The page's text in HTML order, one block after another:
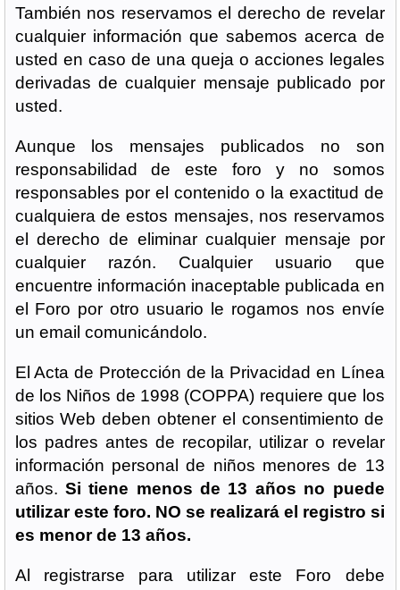
También nos reservamos el derecho de revelar
cualquier información que sabemos acerca de
usted en caso de una queja o acciones legales
derivadas de cualquier mensaje publicado por
usted.
Aunque los mensajes publicados no son
responsabilidad de este foro y no somos
responsables por el contenido o la exactitud de
cualquiera de estos mensajes, nos reservamos
el derecho de eliminar cualquier mensaje por
cualquier razón. Cualquier usuario que
encuentre información inaceptable publicada en
el Foro por otro usuario le rogamos nos envíe
un email comunicándolo.
El Acta de Protección de la Privacidad en Línea
de los Niños de 1998 (COPPA) requiere que los
sitios Web deben obtener el consentimiento de
los padres antes de recopilar, utilizar o revelar
información personal de niños menores de 13
años. Si tiene menos de 13 años no puede
utilizar este foro. NO se realizará el registro si
es menor de 13 años.
Al registrarse para utilizar este Foro debe